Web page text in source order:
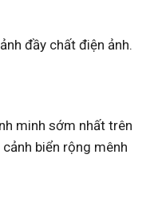
đầy chất điện ảnh.
minh sớm nhất trên
biển rộng mênh